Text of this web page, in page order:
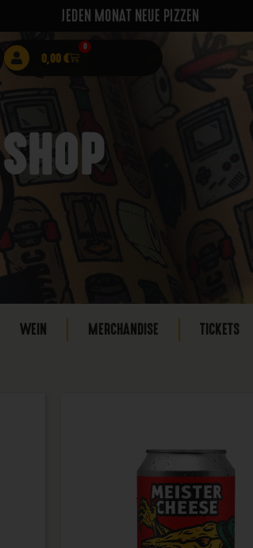
JEDEN MONAT NEUE PIZZEN
0,00€
0
SHOP
WEIN MERCHANDISE TICKETS